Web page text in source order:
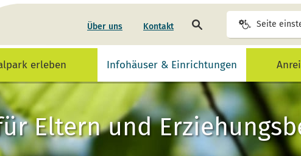
Über uns Kontakt
durchsuchen
Seite
erleben Infohäuser & Einrichtungen
Eltern und